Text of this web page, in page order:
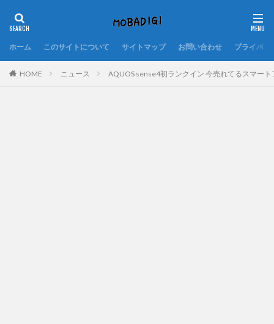
ホーム このサイトについて サイトマップ お問い合わせ プライバシ
HOME ニュース AQUOS sense4初ランクイン 今売れてるスマー